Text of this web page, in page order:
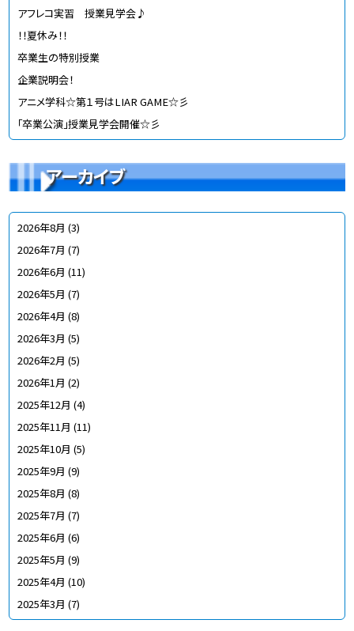
アフレコ実習 授業見学会♪
！！夏休み！！
卒業生の特別授業
企業説明会！
アニメ学科☆第１号はLIAR GAME☆彡
「卒業公演」授業見学会開催☆彡
アーカイブ
2026年8月 (3)
2026年7月 (7)
2026年6月 (11)
2026年5月 (7)
2026年4月 (8)
2026年3月 (5)
2026年2月 (5)
2026年1月 (2)
2025年12月 (4)
2025年11月 (11)
2025年10月 (5)
2025年9月 (9)
2025年8月 (8)
2025年7月 (7)
2025年6月 (6)
2025年5月 (9)
2025年4月 (10)
2025年3月 (7)